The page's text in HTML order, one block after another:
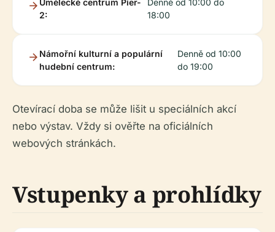
Umělecké centrum Pier-
2:
Denně od 10:00 do
18:00
Námořní kulturní a populární
hudební centrum:
Denně od 10:00
do 19:00
Otevírací doba se může lišit u speciálních akcí
nebo výstav. Vždy si ověřte na oficiálních
webových stránkách.
Vstupenky a prohlídky